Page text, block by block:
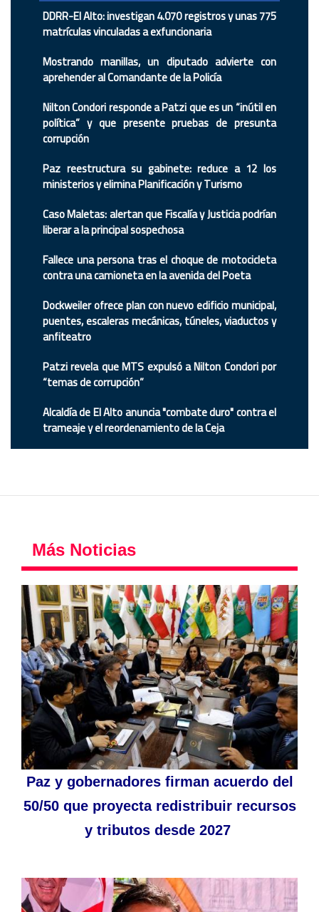
DDRR-El Alto: investigan 4.070 registros y unas 775
matrículas vinculadas a exfuncionaria
Mostrando manillas, un diputado advierte con
aprehender al Comandante de la Policía
Nilton Condori responde a Patzi que es un “inútil en
política” y que presente pruebas de presunta
corrupción
Paz reestructura su gabinete: reduce a 12 los
ministerios y elimina Planificación y Turismo
Caso Maletas: alertan que Fiscalía y Justicia podrían
liberar a la principal sospechosa
Fallece una persona tras el choque de motocicleta
contra una camioneta en la avenida del Poeta
Dockweiler ofrece plan con nuevo edificio municipal,
puentes, escaleras mecánicas, túneles, viaductos y
anfiteatro
Patzi revela que MTS expulsó a Nilton Condori por
“temas de corrupción”
Alcaldía de El Alto anuncia "combate duro" contra el
trameaje y el reordenamiento de la Ceja
Más Noticias
Paz y gobernadores firman acuerdo del
50/50 que proyecta redistribuir recursos
y tributos desde 2027